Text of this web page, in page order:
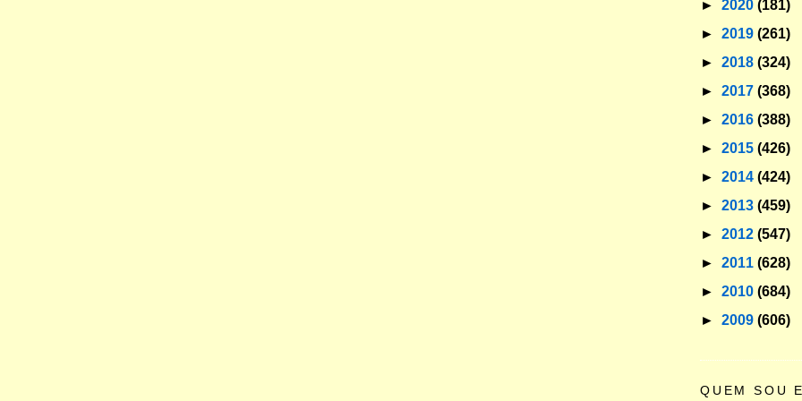
► 2020 (181)
► 2019 (261)
► 2018 (324)
► 2017 (368)
► 2016 (388)
► 2015 (426)
► 2014 (424)
► 2013 (459)
► 2012 (547)
► 2011 (628)
► 2010 (684)
► 2009 (606)
QUEM SOU